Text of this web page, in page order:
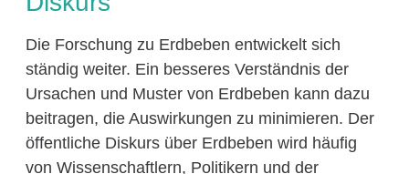
Die Forschung zu Erdbeben entwickelt sich
ständig weiter. Ein besseres Verständnis der
Ursachen und Muster von Erdbeben kann dazu
beitragen, die Auswirkungen zu minimieren. Der
öffentliche Diskurs über Erdbeben wird häufig
von Wissenschaftlern, Politikern und der